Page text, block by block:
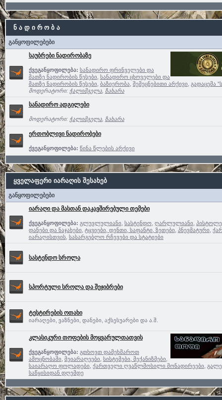
ნ ა დ ი რ ო ბ ა
განყოფილებები
საუბრები ნადირობაზე
ქვეგანყოფილება: სანადირო ფრინველები და
მათზე ნადირობის წესები სანადირო ცხოველები და
მათზე ნადირობის წესები ბაზიერობა შემეცნებითი არქივი გადაცემა
მოდერატორი: ჭალიმგელა, ზახარა
სანადირო ადგილები
მოდერატორი: ჭალიმგელა, ზახარა
ერთობლივი ნადირობები
ქვეგანყოფილება: წინა წლების არქივი
ყველაფერი იარაღის შესახებ
განყოფილებები
იარაღი და მასთან დაკავშირებული თემები
ქვეგანყოფილება: გლუვლულიანი სასტენდო ღარლულიანი
დანები და ნაჯახები ტყვიები, დენთი, საფანტი, ზეთები პნევმატური
იარაღისთვის, სასარგებლო რჩევები და სტატიები
სასტენდო სროლა
სპორტული სროლა და შეჯიბრები
ტესტირების ოთახი
იარაღები, ვაზნები, დანები, აქსესუარები და ა.შ.
კლასიკური თოფების მოყვარულთათვის
ქვეგანყოფილება: გთხოვთ დამეხმაროთ
ამოცნობაში მეიარაღეები სისტემები, მექანიზმები,
საიარაღო ფოლადები ქართველი ღვაწლმოსილი მონადირეები
საწყისიდან დღემდე